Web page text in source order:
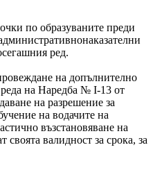
по образуваните преди
ред.
на допълнително
на Наредба № I-13 от
на разрешение за
на водачите на
възстановяване на
своята валидност за срока, за